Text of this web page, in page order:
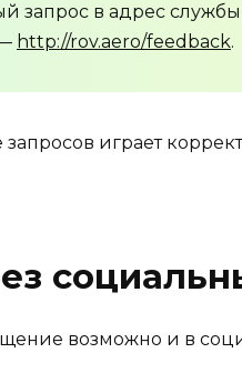
запрос в адрес
http://rov.aero/feedback.
играет
возможно и в